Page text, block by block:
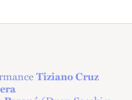
Tiziano Cruz